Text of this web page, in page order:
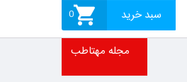
سبد خرید 0
مجله مهتاطب